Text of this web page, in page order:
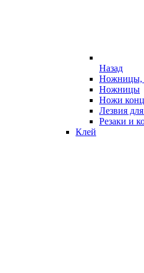
Назад
Ножницы,
Ножницы
Ножи
Лезвия
Резаки и
Клей